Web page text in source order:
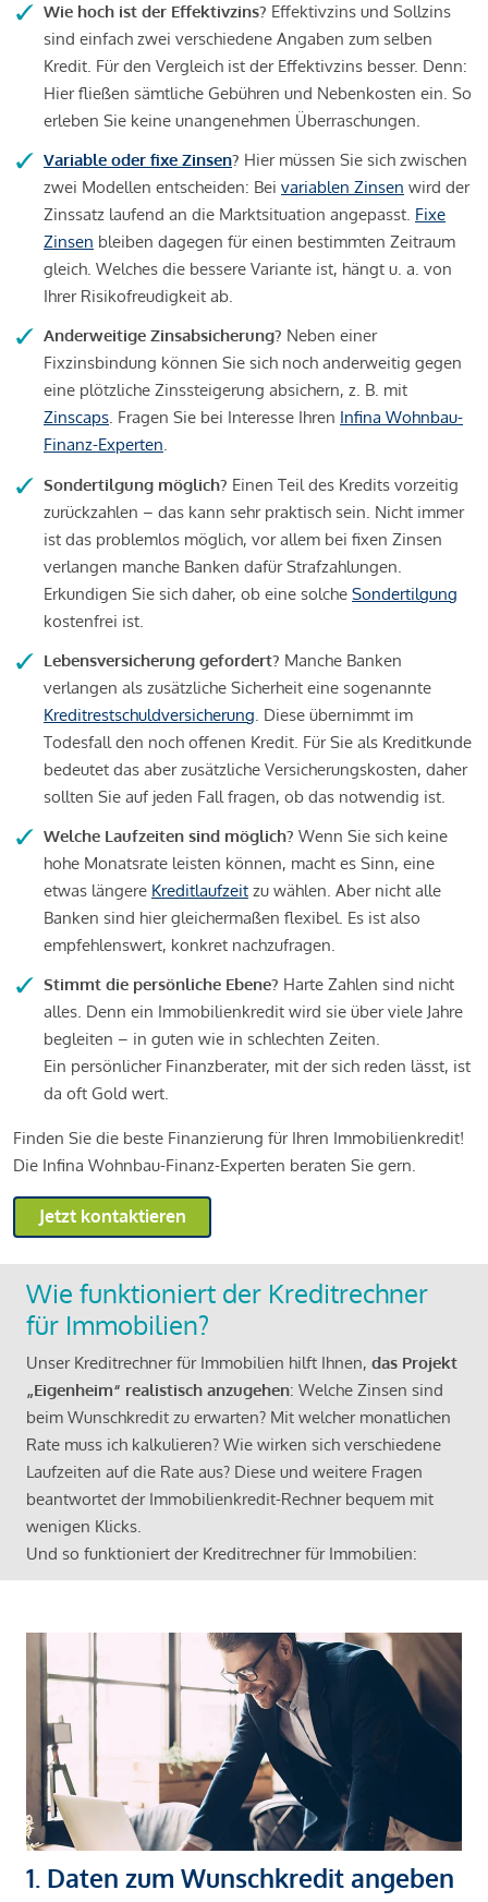
Wie hoch ist der Effektivzins? Effektivzins und Sollzins
sind einfach zwei verschiedene Angaben zum selben
Kredit. Für den Vergleich ist der Effektivzins besser. Denn:
Hier fließen sämtliche Gebühren und Nebenkosten ein. So
erleben Sie keine unangenehmen Überraschungen.
Variable oder fixe Zinsen? Hier müssen Sie sich zwischen
zwei Modellen entscheiden: Bei variablen Zinsen wird der
Zinssatz laufend an die Marktsituation angepasst. Fixe
Zinsen bleiben dagegen für einen bestimmten Zeitraum
gleich. Welches die bessere Variante ist, hängt u. a. von
Ihrer Risikofreudigkeit ab.
Anderweitige Zinsabsicherung? Neben einer
Fixzinsbindung können Sie sich noch anderweitig gegen
eine plötzliche Zinssteigerung absichern, z. B. mit
Zinscaps. Fragen Sie bei Interesse Ihren Infina Wohnbau-
Finanz-Experten.
Sondertilgung möglich? Einen Teil des Kredits vorzeitig
zurückzahlen – das kann sehr praktisch sein. Nicht immer
ist das problemlos möglich, vor allem bei fixen Zinsen
verlangen manche Banken dafür Strafzahlungen.
Erkundigen Sie sich daher, ob eine solche Sondertilgung
kostenfrei ist.
Lebensversicherung gefordert? Manche Banken
verlangen als zusätzliche Sicherheit eine sogenannte
Kreditrestschuldversicherung. Diese übernimmt im
Todesfall den noch offenen Kredit. Für Sie als Kreditkunde
bedeutet das aber zusätzliche Versicherungskosten, daher
sollten Sie auf jeden Fall fragen, ob das notwendig ist.
Welche Laufzeiten sind möglich? Wenn Sie sich keine
hohe Monatsrate leisten können, macht es Sinn, eine
etwas längere Kreditlaufzeit zu wählen. Aber nicht alle
Banken sind hier gleichermaßen flexibel. Es ist also
empfehlenswert, konkret nachzufragen.
Stimmt die persönliche Ebene? Harte Zahlen sind nicht
alles. Denn ein Immobilienkredit wird sie über viele Jahre
begleiten – in guten wie in schlechten Zeiten.
Ein persönlicher Finanzberater, mit der sich reden lässt, ist
da oft Gold wert.
Finden Sie die beste Finanzierung für Ihren Immobilienkredit!
Die Infina Wohnbau-Finanz-Experten beraten Sie gern.
Jetzt kontaktieren
Wie funktioniert der Kreditrechner
für Immobilien?
Unser Kreditrechner für Immobilien hilft Ihnen, das Projekt
„Eigenheim“ realistisch anzugehen: Welche Zinsen sind
beim Wunschkredit zu erwarten? Mit welcher monatlichen
Rate muss ich kalkulieren? Wie wirken sich verschiedene
Laufzeiten auf die Rate aus? Diese und weitere Fragen
beantwortet der Immobilienkredit-Rechner bequem mit
wenigen Klicks.
Und so funktioniert der Kreditrechner für Immobilien:
1. Daten zum Wunschkredit angeben